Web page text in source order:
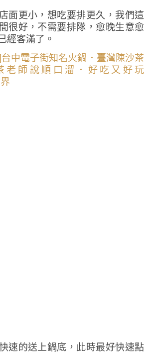
面更小，想吃要排更久，我們這
很好，不需要排隊，愈晚生意愈
經客滿了。
速的送上鍋底，此時最好快速點